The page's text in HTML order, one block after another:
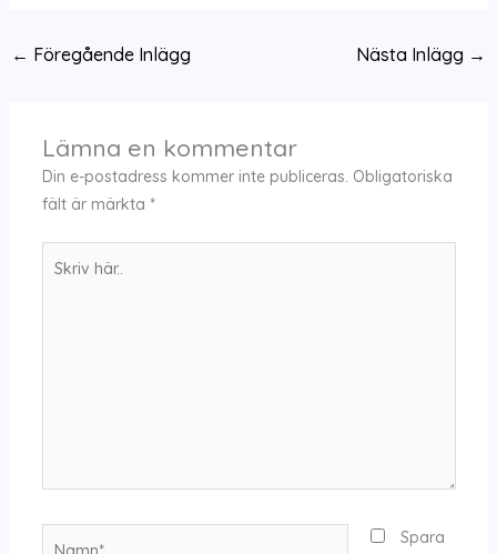
← Föregående Inlägg Nästa Inlägg →
Lämna en kommentar
Din e-postadress kommer inte publiceras. Obligatoriska
fält är märkta *
Spara